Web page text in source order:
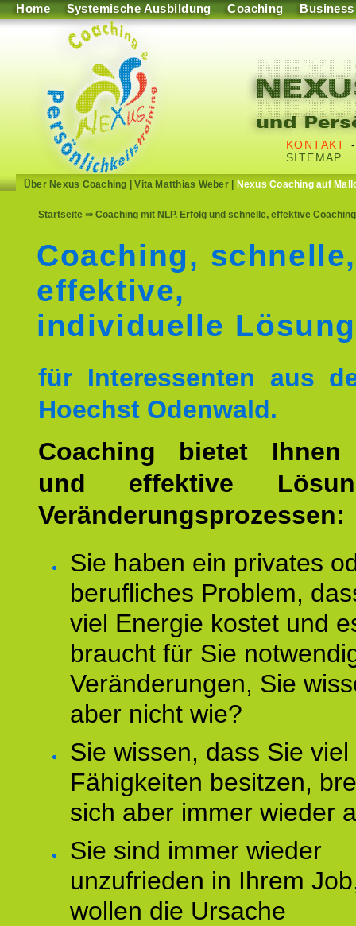
Home Systemische Ausbildung Coaching Business
KONTAKT
SITEMAP
Über Nexus Coaching |Vita Matthias Weber| Nexus Coaching auf
Startseite ⇒ Coaching mit NLP. Erfolg und schnelle, effektive
Coaching, schnelle,
effektive,
individuelle
für Interessenten aus
Hoechst Odenwald.
Coaching bietet Ihnen
und effektive
Veränderungsprozessen:
Sie haben ein privates
berufliches Problem,
viel Energie kostet und
braucht für Sie
Veränderungen, Sie
aber nicht wie?
Sie wissen, dass Sie
Fähigkeiten besitzen,
sich aber immer wieder
Sie sind immer wieder
unzufrieden in Ihrem
wollen die Ursache